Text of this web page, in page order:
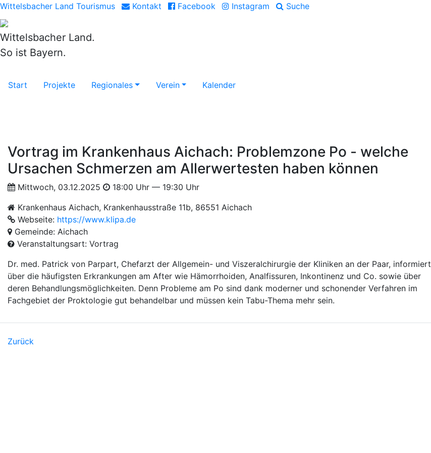
Wittelsbacher Land Tourismus Kontakt Facebook Instagram Suche
Wittelsbacher Land.
So ist Bayern.
Start Projekte Regionales Verein Kalender
Vortrag im Krankenhaus Aichach: Problemzone Po - welche
Ursachen Schmerzen am Allerwertesten haben können
Mittwoch, 03.12.2025
18:00 Uhr — 19:30 Uhr
Krankenhaus Aichach, Krankenhausstraße 11b, 86551 Aichach
Webseite: https://www.klipa.de
Gemeinde: Aichach
Veranstaltungsart: Vortrag
Dr. med. Patrick von Parpart, Chefarzt der Allgemein- und Viszeralchirurgie der Kliniken an der Paar, informiert
über die häufigsten Erkrankungen am After wie Hämorrhoiden, Analfissuren, Inkontinenz und Co. sowie über
deren Behandlungsmöglichkeiten. Denn Probleme am Po sind dank moderner und schonender Verfahren im
Fachgebiet der Proktologie gut behandelbar und müssen kein Tabu-Thema mehr sein.
Zurück